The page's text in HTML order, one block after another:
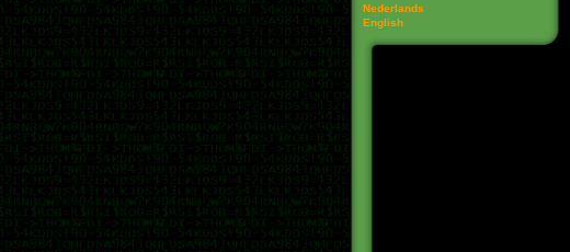
Nederlands
English